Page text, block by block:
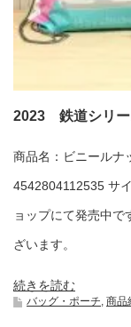
2023 鉄道シリ
商品名：ビニールナ
4542804112535 サ
ョップにて発売中
ざいます。
続きを読む
バッグ・ポーチ, 商品